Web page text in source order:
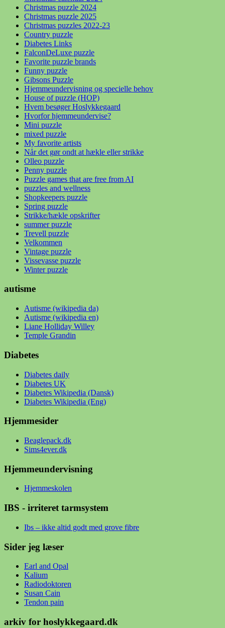
Christmas puzzle 2024
Christmas puzzle 2025
Christmas puzzles 2022-23
Country puzzle
Diabetes Links
FalconDeLuxe puzzle
Favorite puzzle brands
Funny puzzle
Gibsons Puzzle
Hjemmeundervisning og specielle behov
House of puzzle (HOP)
Hvem besøger Hoslykkegaard
Hvorfor hjemmeundervise?
Mini puzzle
mixed puzzle
My favorite artists
Når det gør ondt at hækle eller strikke
Olleo puzzle
Penny puzzle
Puzzle games that are free from AI
puzzles and wellness
Shopkeepers puzzle
Spring puzzle
Strikke/hækle opskrifter
summer puzzle
Trevell puzzle
Velkommen
Vintage puzzle
Vissevasse puzzle
Winter puzzle
autisme
Autisme (wikipedia da)
Autisme (wikipedia en)
Liane Holliday Willey
Temple Grandin
Diabetes
Diabetes daily
Diabetes UK
Diabetes Wikipedia (Dansk)
Diabetes Wikipedia (Eng)
Hjemmesider
Beaglepack.dk
Sims4ever.dk
Hjemmeundervisning
Hjemmeskolen
IBS - irriteret tarmsystem
Ibs – ikke altid godt med grove fibre
Sider jeg læser
Earl and Opal
Kalium
Radiodoktoren
Susan Cain
Tendon pain
arkiv for hoslykkegaard.dk